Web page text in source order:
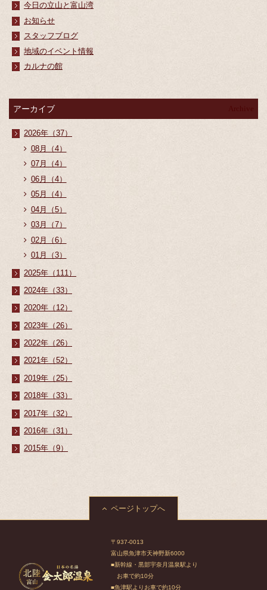
今日の立山と富山湾
お知らせ
スタッフブログ
地域のイベント情報
カルナの館
アーカイブ
2026年（37）
08月（4）
07月（4）
06月（4）
05月（4）
04月（5）
03月（7）
02月（6）
01月（3）
2025年（111）
2024年（33）
2020年（12）
2023年（26）
2022年（26）
2021年（52）
2019年（25）
2018年（33）
2017年（32）
2016年（31）
2015年（9）
ページトップへ
〒937-0013
富山県魚津市天神野新6000
■新幹線・黒部宇奈月温泉駅より
お車で約10分
■魚津駅よりお車で約10分